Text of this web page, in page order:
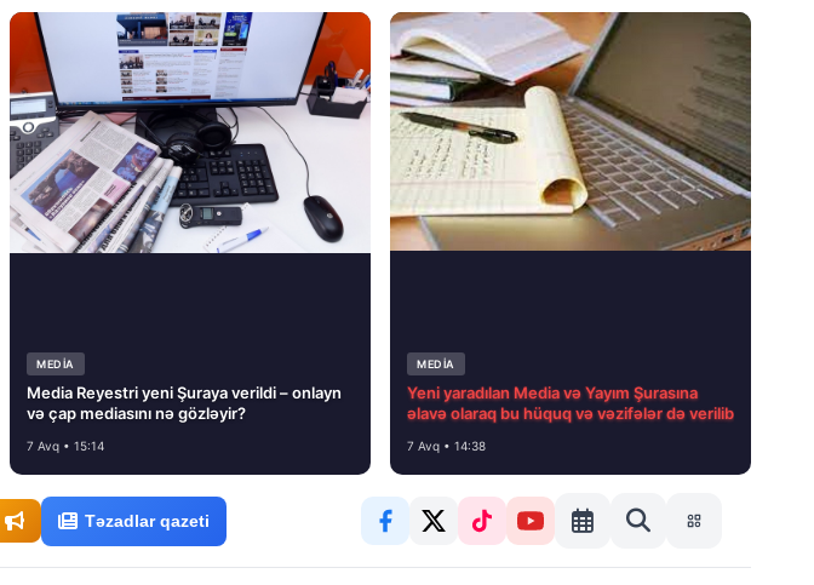
MEDİA
Media Reyestri yeni Şuraya verildi – onlayn
və çap mediasını nə gözləyir?
7 Avq • 15:14
MEDİA
Yeni yaradılan Media və Yayım Şurasına
əlavə olaraq bu hüquq və vəzifələr də verilib
7 Avq • 14:38
Təzadlar qazeti